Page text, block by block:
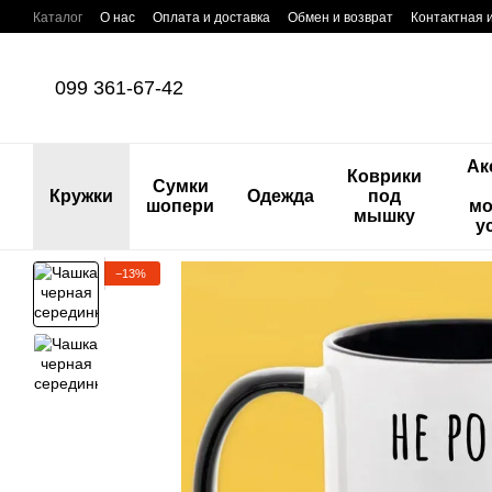
Перейти к основному контенту
Каталог О нас Оплата и доставка Обмен и возврат
099 361-67-42
Кружки
Сумки
шопери
Одежда
Коврики
под
мышку
−13%